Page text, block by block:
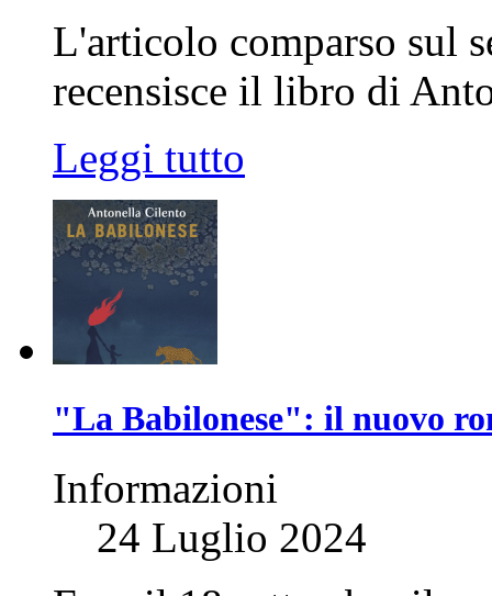
L'articolo comparso sul
recensisce il libro di
Leggi tutto
"La Babilonese": il nuovo
Informazioni
24 Luglio 2024